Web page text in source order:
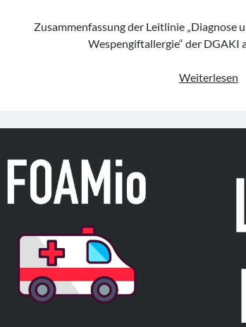
Zusammenfassung der Leitlinie „Diagnose
Wespengiftallergie“ der DGAKI
Weiterlesen